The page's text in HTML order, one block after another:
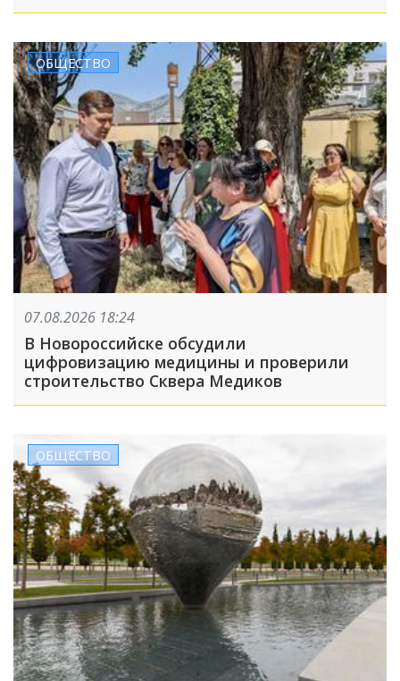
ОБЩЕСТВО
07.08.2026 18:24
В Новороссийске обсудили
цифровизацию медицины и проверили
строительство Сквера Медиков
ОБЩЕСТВО